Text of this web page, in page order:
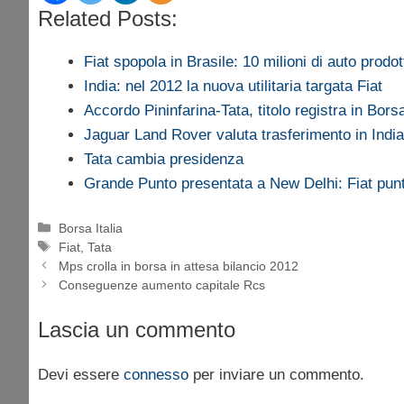
Related Posts:
Fiat spopola in Brasile: 10 milioni di auto
India: nel 2012 la nuova utilitaria targata Fiat
Accordo Pininfarina-Tata, titolo registra in
Jaguar Land Rover valuta trasferimento in India
Tata cambia presidenza
Grande Punto presentata a New Delhi: Fiat
Categorie
Borsa Italia
Tag
Fiat ,Tata
Mps crolla in borsa in attesa bilancio 2012
Conseguenze aumento capitale Rcs
Lascia un commento
Devi essere connesso per inviare un commento.